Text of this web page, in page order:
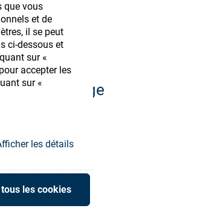
que vous
et de
il se peut
ci-dessous et
sur «
accepter les
sur «
les détails
les cookies
notre large